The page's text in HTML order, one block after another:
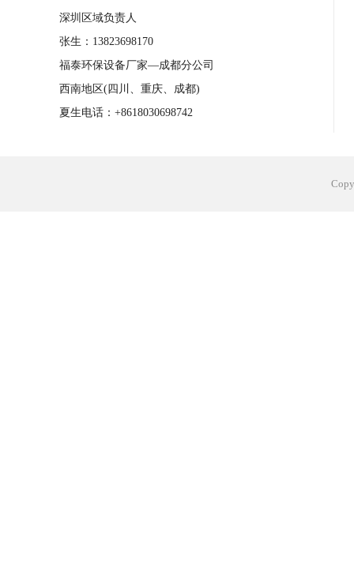
深圳区域负责人
张生：13823698170
福泰环保设备厂家—成都分公司
西南地区(四川、重庆、成都)
夏生电话：+8618030698742